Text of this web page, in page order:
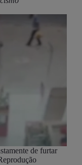
de furtar